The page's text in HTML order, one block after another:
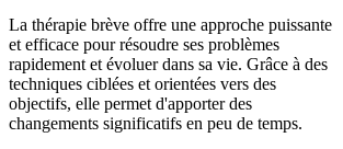
La thérapie brève offre une approche puissante
et efficace pour résoudre ses problèmes
rapidement et évoluer dans sa vie. Grâce à des
techniques ciblées et orientées vers des
objectifs, elle permet d'apporter des
changements significatifs en peu de temps.